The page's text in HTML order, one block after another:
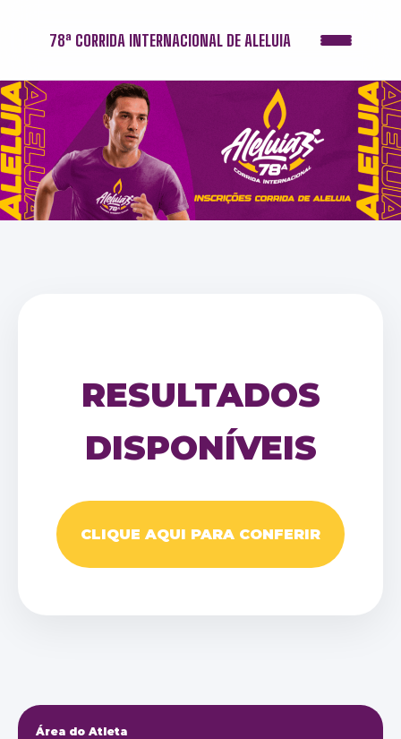
78ª CORRIDA INTERNACIONAL DE ALELUIA
RESULTADOS
DISPONÍVEIS
CLIQUE AQUI PARA CONFERIR
Área do Atleta